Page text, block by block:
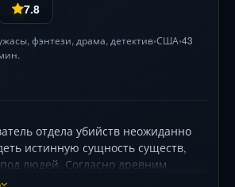
7.8
, фэнтези, драма, детектив•США•43
отдела убийств неожиданно
истинную сущность существ,
людей. Согласно древним
из рода охотников, чья